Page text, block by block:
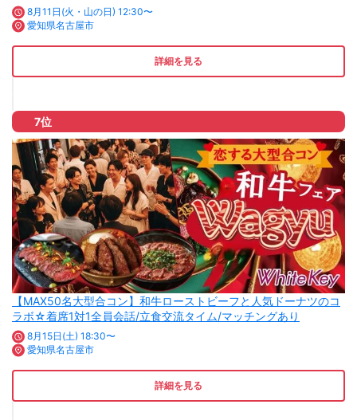
8月11日(火・山の日) 12:30〜
愛知県名古屋市
詳細を見る
7位
【MAX50名大型合コン】和牛ローストビーフと人気ドーナツのコ
ラボ☆着席1対1全員会話/立食交流タイム/マッチングあり
8月15日(土) 18:30〜
愛知県名古屋市
詳細を見る